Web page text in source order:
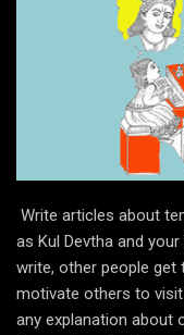
Write articles about
as Kul Devtha and
write, other people get
motivate others to
any explanation about